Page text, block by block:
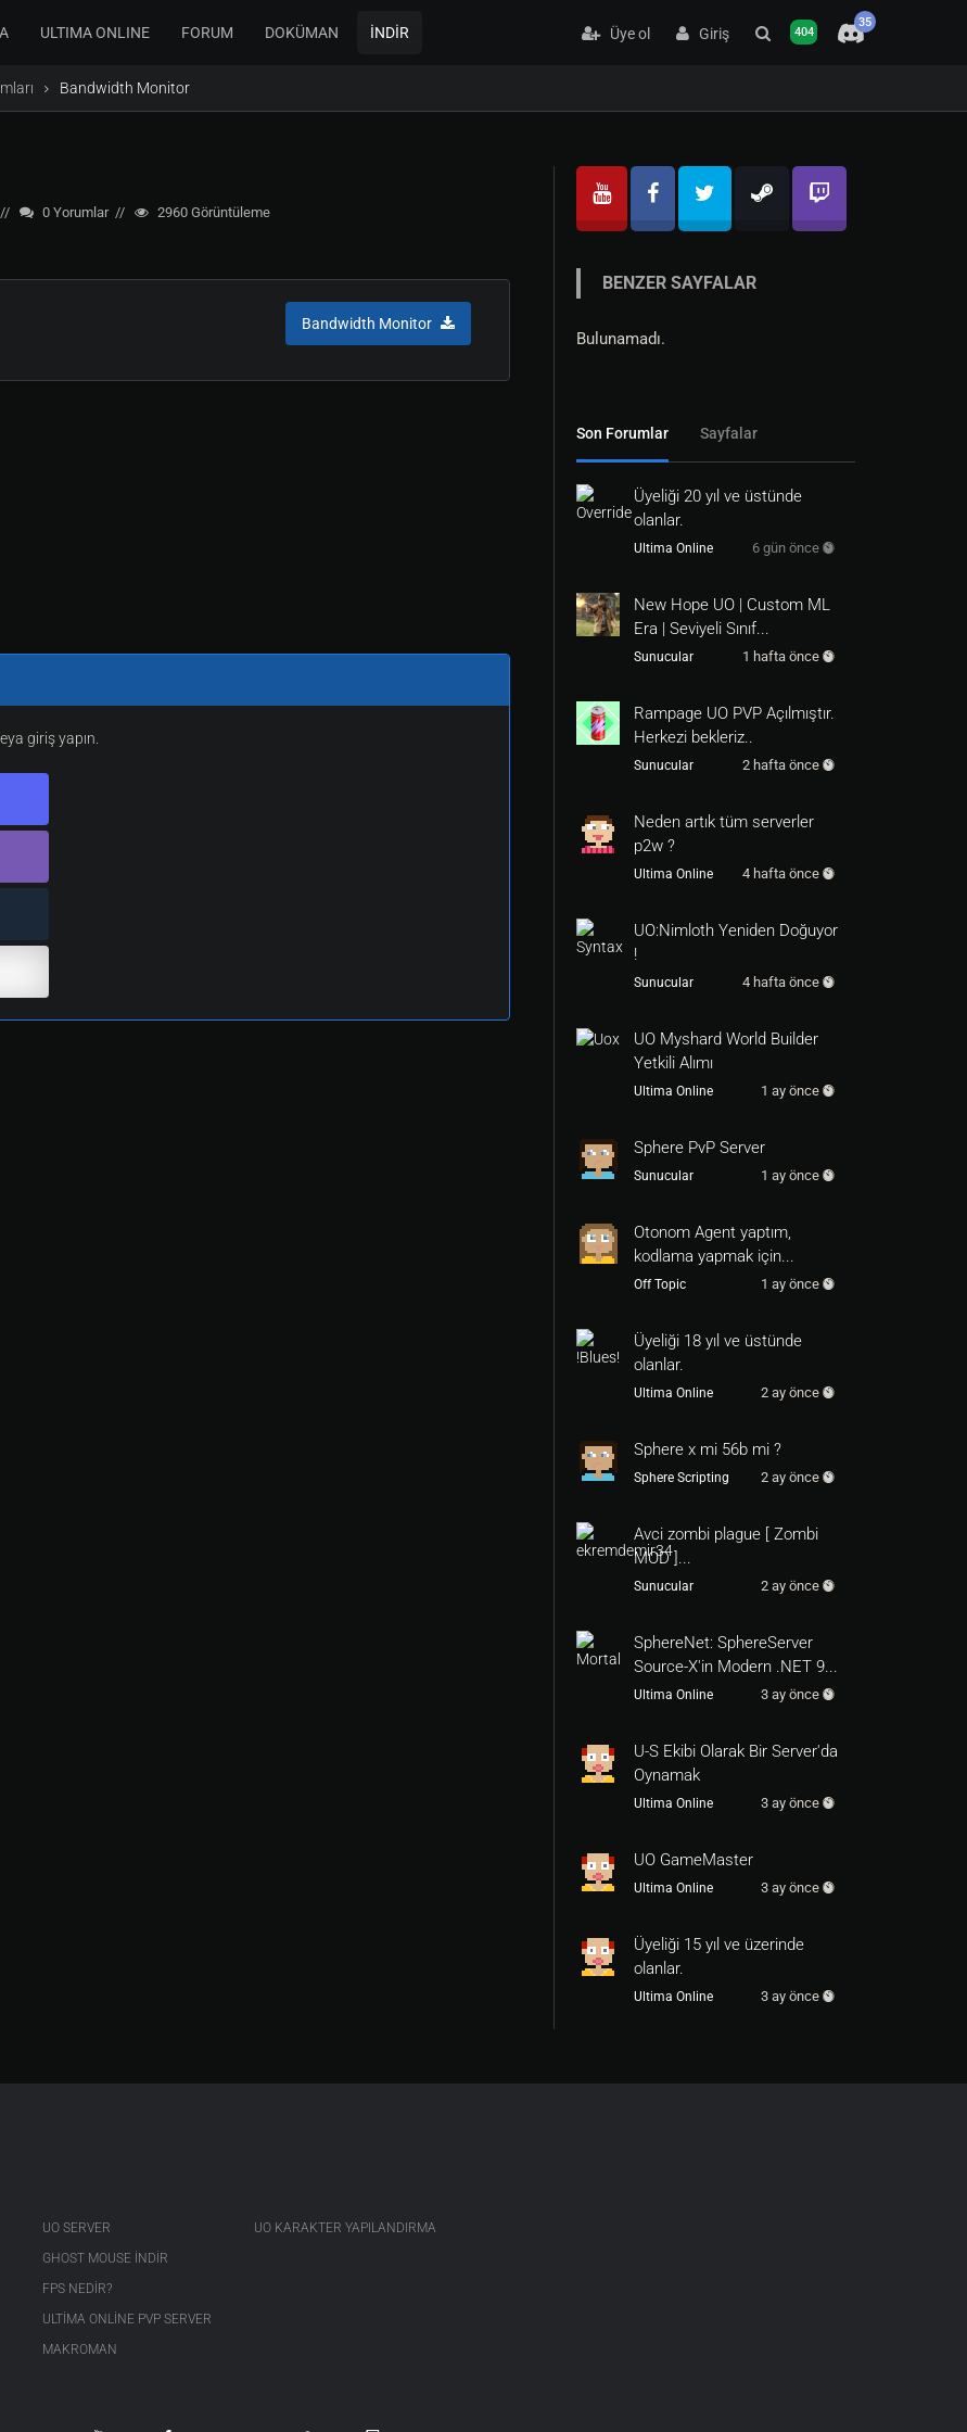
ULTIMA ONLINE FORUM DOKÜMAN İNDİR Üye ol Giriş 404
35
Bandwidth Monitor
0 Yorumlar 2960 Görüntüleme
Bandwidth Monitor
giriş yapın.
BENZER SAYFALAR
Bulunamadı.
Son Forumlar Sayfalar
Üyeliği 20 yıl ve üstünde
olanlar.
Ultima Online 6 gün önce
New Hope UO | Custom ML
Era | Seviyeli Sınıf...
Sunucular 1 hafta önce
Rampage UO PVP Açılmıştır.
Herkezi bekleriz..
Sunucular 2 hafta önce
Neden artık tüm serverler
p2w ?
Ultima Online 4 hafta önce
UO:Nimloth Yeniden Doğuyor
!
Sunucular 4 hafta önce
UO Myshard World Builder
Yetkili Alımı
Ultima Online 1 ay önce
Sphere PvP Server
Sunucular 1 ay önce
Otonom Agent yaptım,
kodlama yapmak için...
Off Topic 1 ay önce
Üyeliği 18 yıl ve üstünde
olanlar.
Ultima Online 2 ay önce
Sphere x mi 56b mi ?
Sphere Scripting 2 ay önce
Avci zombi plague [ Zombi
MOD ]...
Sunucular 2 ay önce
SphereNet: SphereServer
Source-X'in Modern .NET 9...
Ultima Online 3 ay önce
U-S Ekibi Olarak Bir Server'da
Oynamak
Ultima Online 3 ay önce
UO GameMaster
Ultima Online 3 ay önce
Üyeliği 15 yıl ve üzerinde
olanlar.
Ultima Online 3 ay önce
UO SERVER
GHOST MOUSE INDIR
FPS NEDIR?
ULTIMA ONLINE PVP SERVER
MAKROMAN
UO KARAKTER YAPILANDIRMA